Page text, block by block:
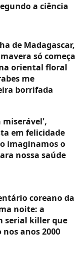
a ciência
de Madagascar,
só começa
oriental floral
me
borrifada
miserável',
em felicidade
imaginamos o
nossa saúde
coreano da
noite: a
serial killer que
anos 2000